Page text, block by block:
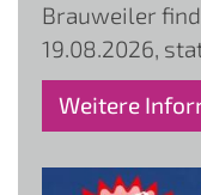
Brauweiler
19.08.2026,
Weitere